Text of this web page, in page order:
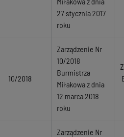
27 stycznia 2017
roku
10/2018
Zarządzenie Nr
10/2018
Burmistrza
Miłakowa z dnia
12 marca 2018
roku
Zarządzenie Nr